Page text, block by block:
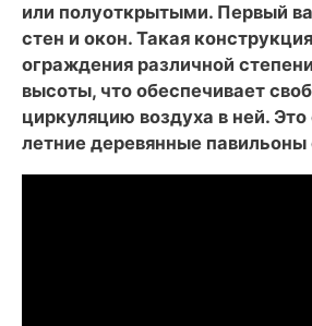
или полуоткрытыми. Первый
стен и окон. Такая
ограждения различной
высоты, что обеспечивает
циркуляцию воздуха в ней.
летние деревянные павильоны